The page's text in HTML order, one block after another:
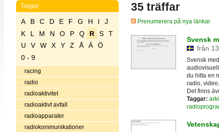
Taggar
A B C D E F G H I
J
K
L M N O P Q R S
T
U
V W X Y Z Å Ä
Ö
0 - 9
racing
radio
radioaktivitet
radioaktivt avfall
radioapparater
radiokommunikationer
35 träffar
Prenumerera på nya länkar
Svensk
från
Svensk
du hitta en
radio,
Det finns
Taggar: